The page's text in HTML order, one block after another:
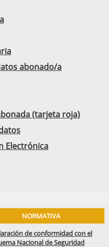
abonado/a
(tarjeta roja)
Electrónica
NORMATIVA
de conformidad con el
Nacional de Seguridad